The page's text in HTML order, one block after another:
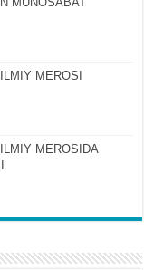
MEROSI
MЕROSIDA